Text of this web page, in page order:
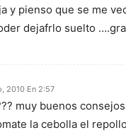
y pienso que se me
dejafrlo suelto
2010 En 2:57
muy buenos
la cebolla el